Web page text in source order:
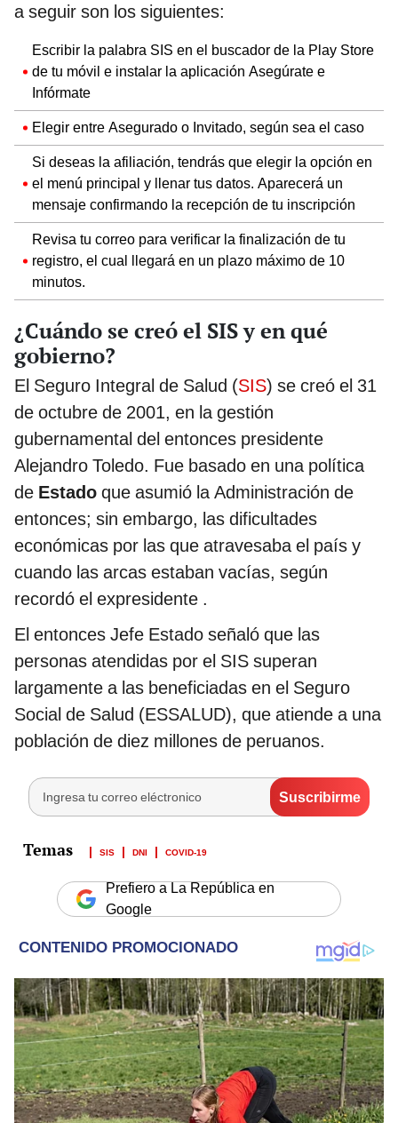
a seguir son los siguientes:
Escribir la palabra SIS en el buscador de la Play Store
de tu móvil e instalar la aplicación Asegúrate e
Infórmate
Elegir entre Asegurado o Invitado, según sea el caso
Si deseas la afiliación, tendrás que elegir la opción en
el menú principal y llenar tus datos. Aparecerá un
mensaje confirmando la recepción de tu inscripción
Revisa tu correo para verificar la finalización de tu
registro, el cual llegará en un plazo máximo de 10
minutos.
¿Cuándo se creó el SIS y en qué
gobierno?
El Seguro Integral de Salud (SIS) se creó el 31
de octubre de 2001, en la gestión
gubernamental del entonces presidente
Alejandro Toledo. Fue basado en una política
de Estado que asumió la Administración de
entonces; sin embargo, las dificultades
económicas por las que atravesaba el país y
cuando las arcas estaban vacías, según
recordó el expresidente .
El entonces Jefe Estado señaló que las
personas atendidas por el SIS superan
largamente a las beneficiadas en el Seguro
Social de Salud (ESSALUD), que atiende a una
población de diez millones de peruanos.
SIS DNI COVID-19
Prefiero a La República en
Google